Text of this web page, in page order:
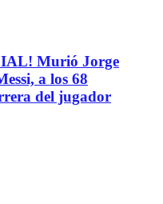
Murió Jorge
a los 68
del jugador